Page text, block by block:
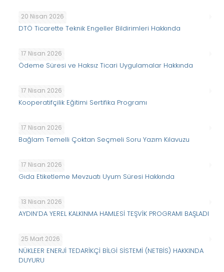
20 Nisan 2026
DTÖ Ticarette Teknik Engeller Bildirimleri Hakkında
17 Nisan 2026
Ödeme Süresi ve Haksız Ticari Uygulamalar Hakkında
17 Nisan 2026
Kooperatifçilik Eğitimi Sertifika Programı
17 Nisan 2026
Bağlam Temelli Çoktan Seçmeli Soru Yazım Kılavuzu
17 Nisan 2026
Gıda Etiketleme Mevzuatı Uyum Süresi Hakkında
13 Nisan 2026
AYDIN’DA YEREL KALKINMA HAMLESİ TEŞVİK PROGRAMI BAŞLADI
25 Mart 2026
NÜKLEER ENERJİ TEDARİKÇİ BİLGİ SİSTEMİ (NETBİS) HAKKINDA
DUYURU